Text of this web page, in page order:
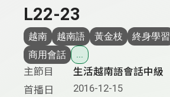
L22-23
越南 越南語 黃金枝 終身學習
商用會話
...
主節目
生活越南語會話中級
首播日
2016-12-15